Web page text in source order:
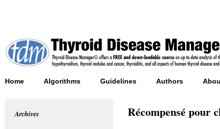
Home Algorithms Guidelines Authors
Récompensé pour
Archives